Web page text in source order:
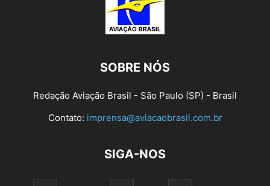
SOBRE NÓS
Redação Aviação Brasil - São Paulo (SP) - Brasil
Contato: imprensa@aviacaobrasil.com.br
SIGA-NOS